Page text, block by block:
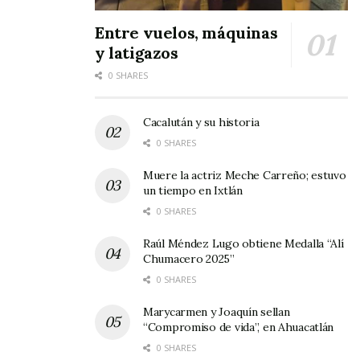
Para la parte complementaria ambas
escuadras se reservaron momentáneamente el
su ofensiva brutal, pero constantemente eran
frenados por los atentos defensivos del Real
España; sin embargo, el árbitro decretó una
falta fuera del área correspondiéndole al Dany
Contreras ejecutar el disparo.
Con fuerza y colocación, el balón se incrustó en
el ángulo superior izquierdo en relación al
Entre vuelos, máquinas
y latigazos
0 SHARES
Cacalután y su historia
0 SHARES
Muere la actriz Meche Carreño; estuvo
un tiempo en Ixtlán
0 SHARES
Raúl Méndez Lugo obtiene Medalla “Alí
Chumacero 2025”
0 SHARES
Marycarmen y Joaquín sellan
“Compromiso de vida”, en Ahuacatlán
0 SHARES